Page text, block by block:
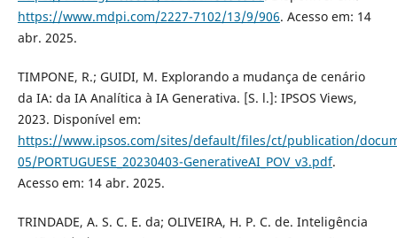
https://www.mdpi.com/2227-7102/13/9/906. Acesso em: 14
abr. 2025.
TIMPONE, R.; GUIDI, M. Explorando a mudança de cenário
da IA: da IA Analítica à IA Generativa. [S. l.]: IPSOS Views,
2023. Disponível em:
https://www.ipsos.com/sites/default/files/ct/publication/
05/PORTUGUESE_20230403-GenerativeAI_POV_v3.pdf.
Acesso em: 14 abr. 2025.
TRINDADE, A. S. C. E. da; OLIVEIRA, H. P. C. de. Inteligência